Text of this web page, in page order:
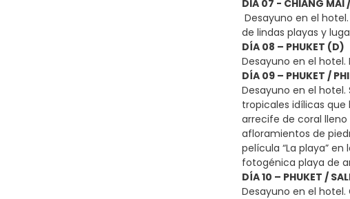
DIA 07 - CHIANG MAI
Desayuno en el
de lindas playas y
DÍA 08 – PHUKET (D)
Desayuno en el
DÍA 09 – PHUKET /
Desayuno en el hotel.
tropicales idílicas que
arrecife de coral lleno
afloramientos de
película “La playa”
fotogénica playa de
DÍA 10 – PHUKET /
Desayuno en el